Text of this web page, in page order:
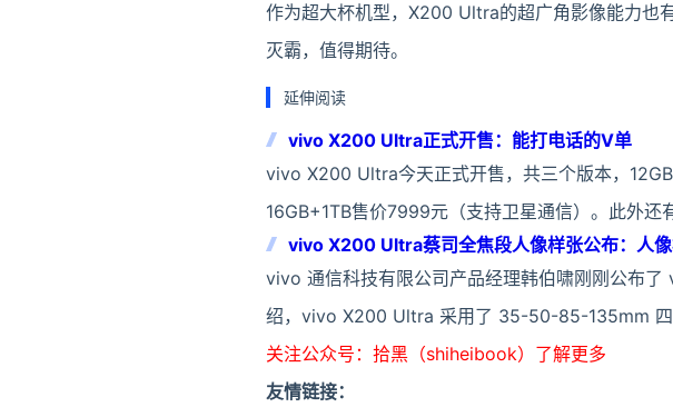
作为超大杯机型，X200 Ultra的超广角影像能力也
灭霸，值得期待。
延伸阅读
vivo X200 Ultra正式开售：能打电话的V单
vivo X200 Ultra今天正式开售，共三个版本，
16GB+1TB售价7999元（支持卫星通信）。此外还
vivo X200 Ultra蔡司全焦段人像样张公布：人
vivo 通信科技有限公司产品经理韩伯啸刚刚公布
绍，vivo X200 Ultra 采用了 35-50-85-135mm
关注公众号：拾黑（shiheibook）了解更多
友情链接：